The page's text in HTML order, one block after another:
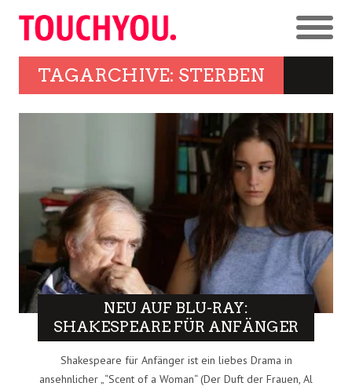
TAGARCHIVE: STERBEN
NEU AUF BLU-RAY:
SHAKESPEARE FÜR ANFÄNGER
Shakespeare für Anfänger ist ein liebes Drama in
ansehnlicher „“Scent of a Woman“ (Der Duft der Frauen, Al